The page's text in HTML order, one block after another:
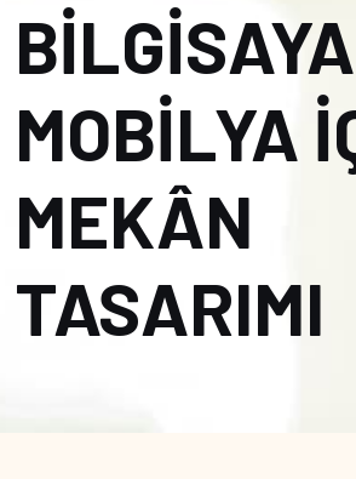
MOBİLYA
MEKÂN
TASARIMI